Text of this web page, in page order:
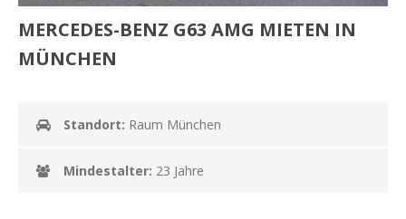
MERCEDES-BENZ G63 AMG MIETEN IN
MÜNCHEN
Standort: Raum München
Mindestalter: 23 Jahre